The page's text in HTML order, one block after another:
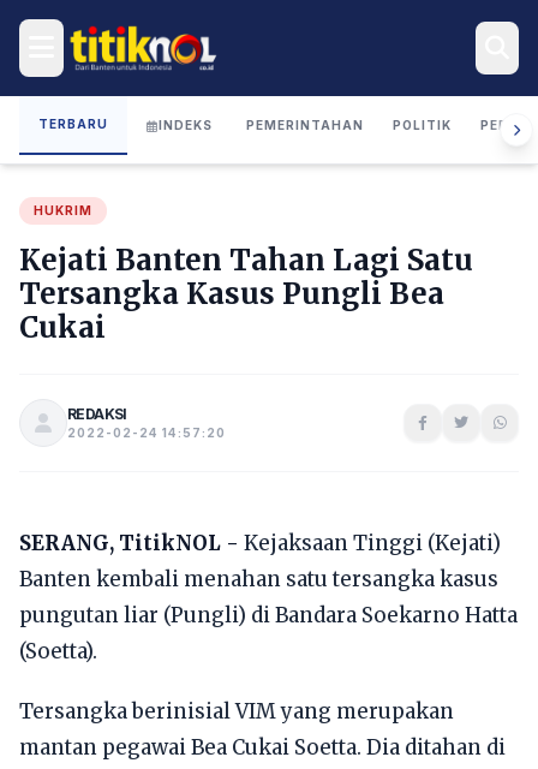
TERBARU INDEKS PEMERINTAHAN POLITIK
HUKRIM
Kejati Banten Tahan Lagi Satu
Tersangka Kasus Pungli Bea
Cukai
REDAKSI
2022-02-24 14:57:20
SERANG, TitikNOL - Kejaksaan Tinggi (Kejati)
Banten kembali menahan satu tersangka kasus
pungutan liar (Pungli) di Bandara Soekarno Hatta
(Soetta).
Tersangka berinisial VIM yang merupakan
mantan pegawai Bea Cukai Soetta. Dia ditahan di